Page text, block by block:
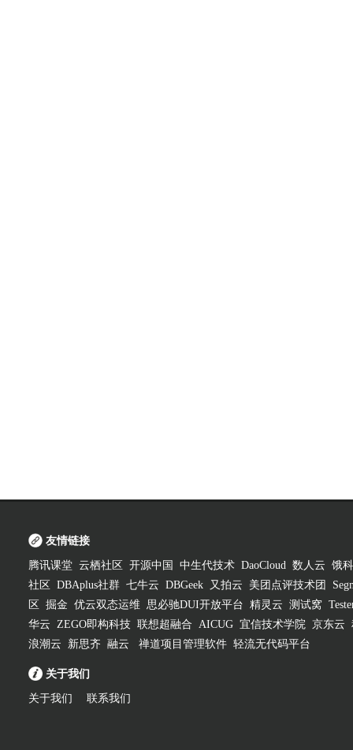
友情链接
腾讯课堂 云栖社区 开源中国 中生代技术 DaoCloud 数人云 饿
社区
DBAplus社群 七牛云 DBGeek 又拍云 美团点评技术团
区
掘金 优云双态运维 思必驰DUI开放平台 精灵云 测试窝
华云 ZEGO即构科技 联想超融合 AICUG 宜信技术学院 京东云
浪潮云
新思齐 融云 禅道项目管理软件 轻流无代码平台
关于我们
关于我们 联系我们